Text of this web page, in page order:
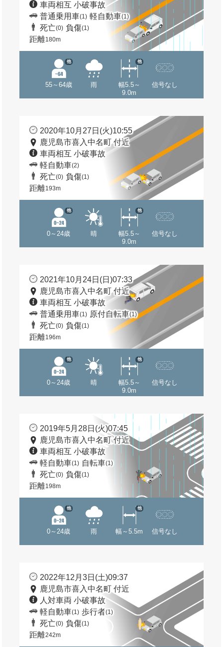
車両相互 小破事故
普通乗用車(1) 軽自動車(1)
死亡(0) 負傷(1)
距離180m
55～64歳
他
雨
幅5.5～
9.0m
他
信号なし
2020年10月27日(火)10:55
鹿児島市喜入中名町 付近
車両相互 小破事故
軽自動車(2)
死亡(0) 負傷(1)
距離193m
0～24歳
他
晴
幅5.5～
9.0m
他
信号なし
2021年10月24日(日)07:33
鹿児島市喜入中名町 付近
車両相互 小破事故
普通乗用車(1) 原付自転車(1)
死亡(0) 負傷(1)
距離196m
0～24歳
他
晴
幅5.5～
9.0m
他
信号なし
2019年5月28日(火)07:45
鹿児島市喜入中名町 付近
車両相互 小破事故
軽自動車(1) 自転車(1)
死亡(0) 負傷(1)
距離198m
0～24歳
他
雨 幅～5.5m
他
信号なし
2022年12月3日(土)09:37
鹿児島市喜入中名町 付近
人対車両 小破事故
軽自動車(1) 歩行者(1)
死亡(0) 負傷(1)
距離242m